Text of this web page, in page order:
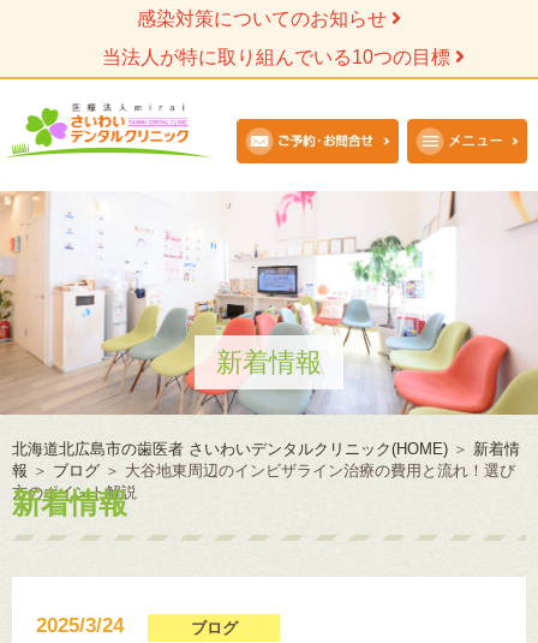
感染対策についてのお知らせ
当法人が特に取り組んでいる10つの目標
新着情報
北海道北広島市の歯医者 さいわいデンタルクリニック(HOME) ＞ 新着情
報 ＞ ブログ ＞ 大谷地東周辺のインビザライン治療の費用と流れ！選び
方のポイント解説
新着情報
2025/3/24 ブログ